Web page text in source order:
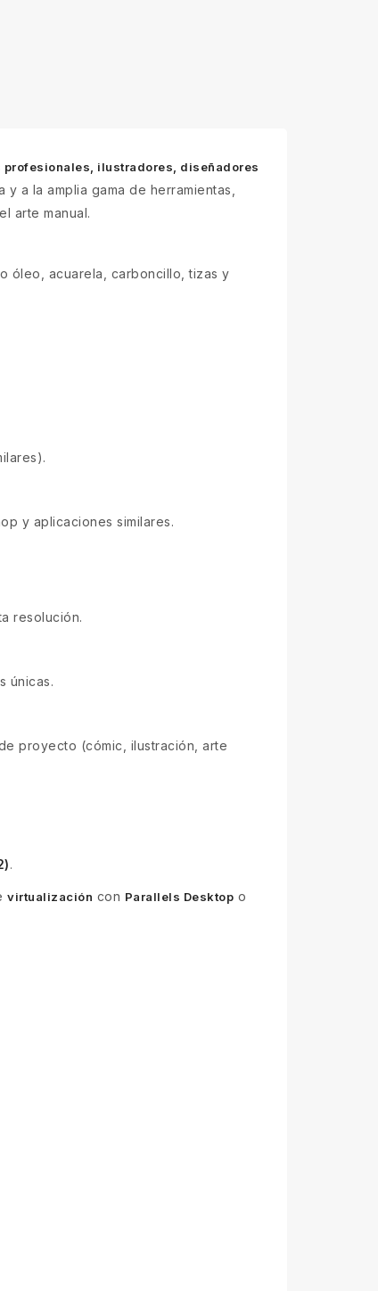
profesionales, ilustradores, diseñadores
a la amplia gama de herramientas,
arte manual.
óleo, acuarela, carboncillo, tizas y
y aplicaciones similares.
resolución.
únicas.
proyecto (cómic, ilustración, arte
.
virtualización con Parallels Desktop o